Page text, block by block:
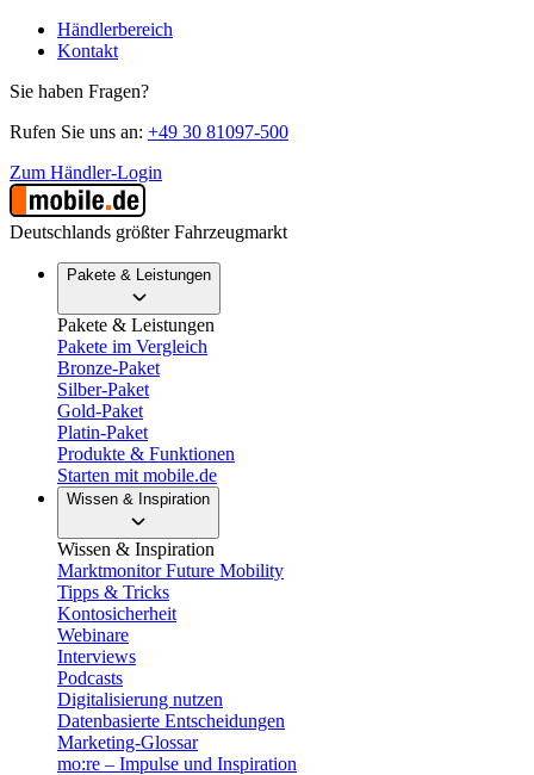
Händlerbereich
Kontakt
Sie haben Fragen?
Rufen Sie uns an: +49 30 81097-500
Zum Händler-Login
Deutschlands größter Fahrzeugmarkt
Pakete & Leistungen
Pakete & Leistungen
Pakete im Vergleich
Bronze-Paket
Silber-Paket
Gold-Paket
Platin-Paket
Produkte & Funktionen
Starten mit mobile.de
Wissen & Inspiration
Wissen & Inspiration
Marktmonitor Future Mobility
Tipps & Tricks
Kontosicherheit
Webinare
Interviews
Podcasts
Digitalisierung nutzen
Datenbasierte Entscheidungen
Marketing-Glossar
mo:re – Impulse und Inspiration